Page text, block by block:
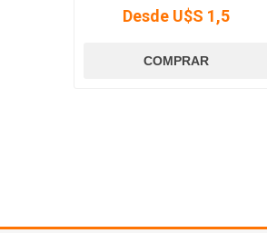
Desde U$S 1,5